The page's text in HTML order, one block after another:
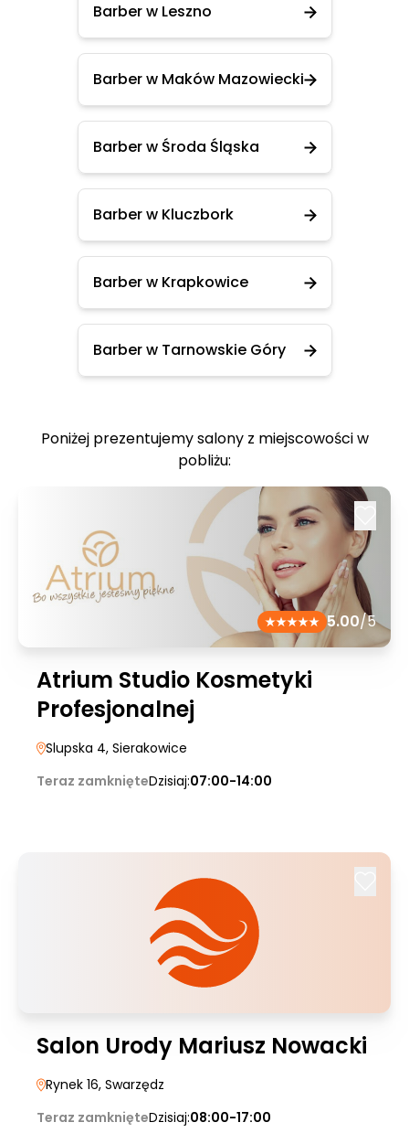
Barber w Leszno
Barber w Maków Mazowiecki
Barber w Środa Śląska
Barber w Kluczbork
Barber w Krapkowice
Barber w Tarnowskie Góry
Poniżej prezentujemy salony z miejscowości w
pobliżu:
5.00/5
Atrium Studio Kosmetyki
Profesjonalnej
Slupska 4, Sierakowice
Teraz zamknięteDzisiaj:07:00-14:00
Salon Urody Mariusz Nowacki
Rynek 16, Swarzędz
Teraz zamknięteDzisiaj:08:00-17:00